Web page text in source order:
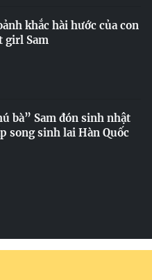
khắc hài hước của con
girl Sam
bà” Sam đón sinh nhật
song sinh lai Hàn Quốc